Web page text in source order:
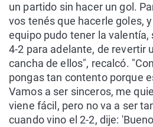
un partido sin hacer un gol.
vos tenés que hacerle goles,
equipo pudo tener la valentía,
4-2 para adelante, de revertir
cancha de ellos", recalcó.
pongas tan contento porque
Vamos a ser sinceros, me
viene fácil, pero no va a ser
cuando vino el 2-2, dije: